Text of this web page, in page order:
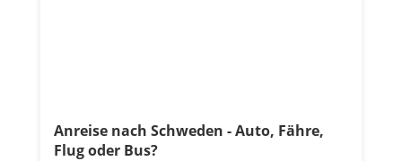
Anreise nach Schweden - Auto, Fähre,
Flug oder Bus?